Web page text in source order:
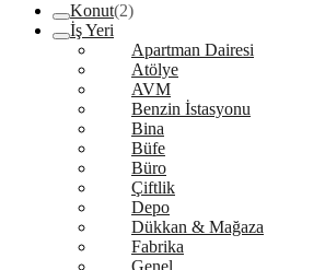
Konut(2)
İş Yeri
Apartman Dairesi
Atölye
AVM
Benzin İstasyonu
Bina
Büfe
Büro
Çiftlik
Depo
Dükkan & Mağaza
Fabrika
Genel